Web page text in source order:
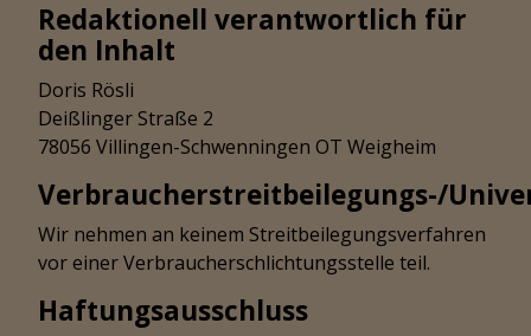
Redaktionell verantwortlich für
den Inhalt
Doris Rösli
Deißlinger Straße 2
78056 Villingen-Schwenningen OT Weigheim
Verbraucherstreitbeilegungs-/
Wir nehmen an keinem Streitbeilegungsverfahren
vor einer Verbraucherschlichtungsstelle teil.
Haftungsausschluss